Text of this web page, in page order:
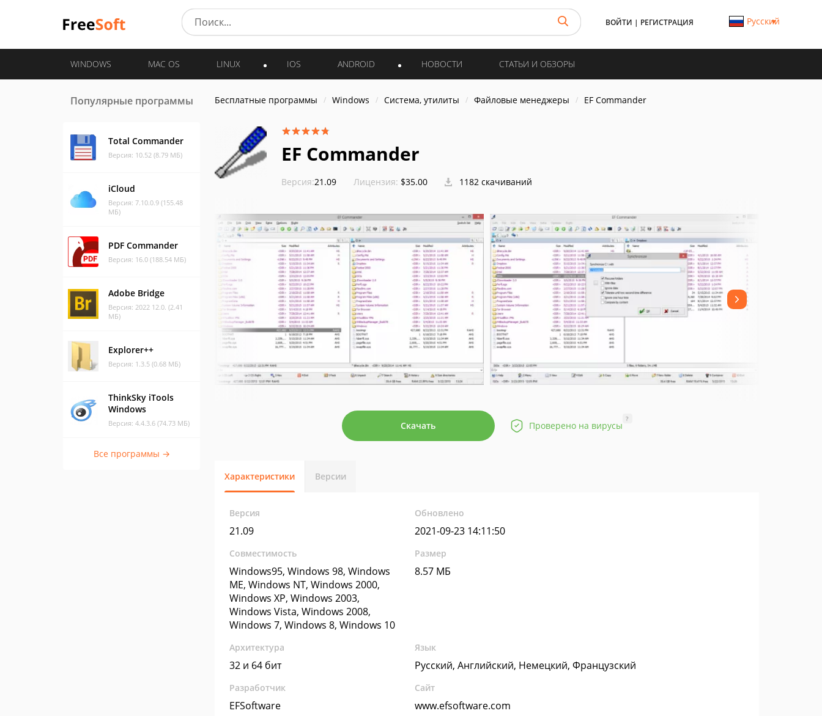
ВОЙТИ | РЕГИСТРАЦИЯ Русский
WINDOWS MAC OS LINUX IOS ANDROID НОВОСТИ СТАТЬИ И ОБЗОРЫ
Популярные программы
Total Commander
Версия: 10.52 (8.79 МБ)
iCloud
Версия: 7.10.0.9 (155.48
МБ)
PDF Commander
Версия: 16.0 (188.54 МБ)
Adobe Bridge
Версия: 2022 12.0. (2.41
МБ)
Explorer++
Версия: 1.3.5 (0.68 МБ)
ThinkSky iTools
Windows
Версия: 4.4.3.6 (74.73 МБ)
Все программы →
Бесплатные программы Windows Система, утилиты Файловые менеджеры EF Commander
EF Commander
Версия:21.09 Лицензия: $35.00 1182 скачиваний
Скачать Проверено на вирусы
?
Характеристики Версии
Версия
21.09
Обновлено
2021-09-23 14:11:50
Совместимость
Windows95, Windows 98, Windows
ME, Windows NT, Windows 2000,
Windows XP, Windows 2003,
Windows Vista, Windows 2008,
Windows 7, Windows 8, Windows 10
Размер
8.57 МБ
Архитектура
32 и 64 бит
Язык
Русский, Английский, Немецкий, Французский
Разработчик
EFSoftware
Сайт
www.efsoftware.com